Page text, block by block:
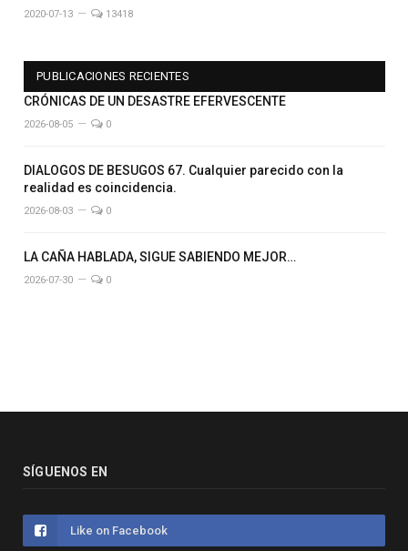
2020-07-13 13418
PUBLICACIONES RECIENTES
CRÓNICAS DE UN DESASTRE EFERVESCENTE
2026-08-05 0
DIALOGOS DE BESUGOS 67. Cualquier parecido con la
realidad es coincidencia.
2026-08-03 0
LA CAÑA HABLADA, SIGUE SABIENDO MEJOR…
2026-07-30 0
SÍGUENOS EN
Like on Facebook